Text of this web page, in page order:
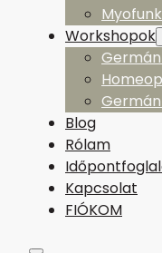
Workshopok
Blog
Rólam
Kapcsolat
FIÓKOM